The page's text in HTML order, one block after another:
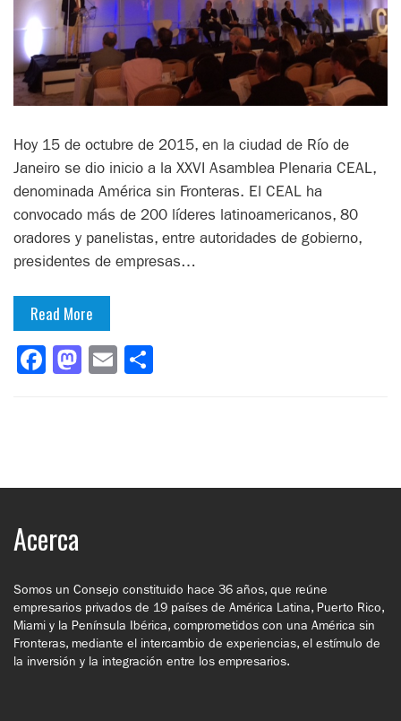
Hoy 15 de octubre de 2015, en la ciudad de Río de
Janeiro se dio inicio a la XXVI Asamblea Plenaria CEAL,
denominada América sin Fronteras. El CEAL ha
convocado más de 200 líderes latinoamericanos, 80
oradores y panelistas, entre autoridades de gobierno,
presidentes de empresas…
Read More
Facebook
Mastodon
Email
Acerca
Somos un Consejo constituido hace 36 años, que reúne
empresarios privados de 19 países de América Latina, Puerto Rico,
Miami y la Península Ibérica, comprometidos con una América sin
Fronteras, mediante el intercambio de experiencias, el estímulo de
la inversión y la integración entre los empresarios.